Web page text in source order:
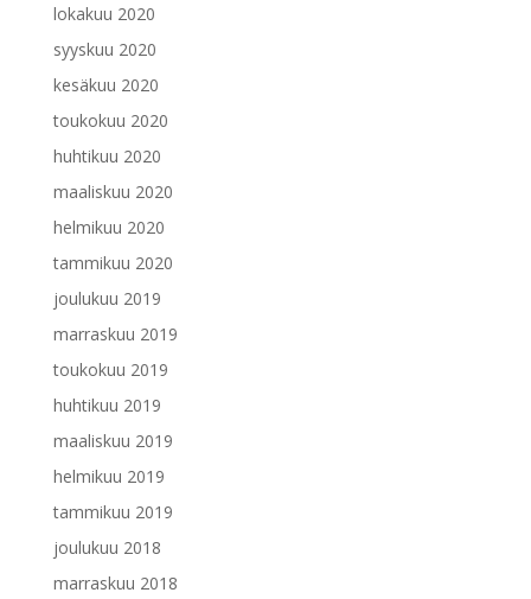
lokakuu 2020
syyskuu 2020
kesäkuu 2020
toukokuu 2020
huhtikuu 2020
maaliskuu 2020
helmikuu 2020
tammikuu 2020
joulukuu 2019
marraskuu 2019
toukokuu 2019
huhtikuu 2019
maaliskuu 2019
helmikuu 2019
tammikuu 2019
joulukuu 2018
marraskuu 2018